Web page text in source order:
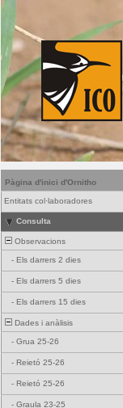
Pàgina d'inici d'Ornitho
Entitats col·laboradores
Consulta
Observacions
- Els darrers 2 dies
- Els darrers 5 dies
- Els darrers 15 dies
Dades i anàlisis
- Grua 25-26
- Reietó 25-26
- Reietó 25-26
- Graula 23-25